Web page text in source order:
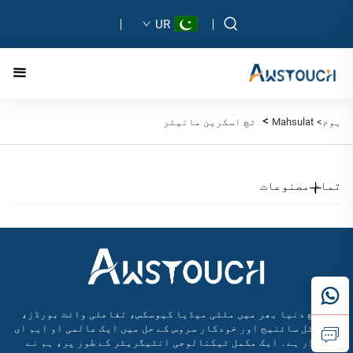
UR
ہوم> Mahsulat
> ٹچ اسکرین مانیٹر
تمام مصنوعات
آسٹچ دنیا بھر میں ملٹی میڈیا کیوسکس، تفاعلی وائٹ بورڈز،
ڈیجیٹل سائنیج اور خودکار سروس کے حل میں ایک عالمی او ایم ای
لیڈر ہے۔ ایک مکمل ٹیکنالوجی انٹیگریٹر کے طور پر، ہم نے